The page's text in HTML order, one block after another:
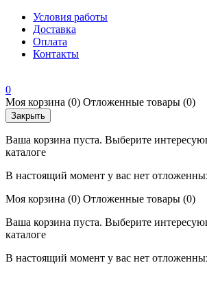
Условия работы
Доставка
Оплата
Контакты
0
Моя корзина (0) Отложенные товары (0)
Закрыть
Ваша корзина пуста. Выберите
каталоге
В настоящий момент у вас нет
Моя корзина (0) Отложенные товары (0)
Ваша корзина пуста. Выберите
каталоге
В настоящий момент у вас нет